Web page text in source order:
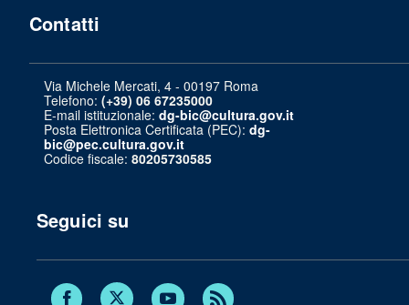
Contatti
Via Michele Mercati, 4 - 00197 Roma
Telefono: (+39) 06 67235000
E-mail istituzionale: dg-bic@cultura.gov.it
Posta Elettronica Certificata (PEC): dg-
bic@pec.cultura.gov.it
Codice fiscale: 80205730585
Seguici su
Facebook Twitter Youtube